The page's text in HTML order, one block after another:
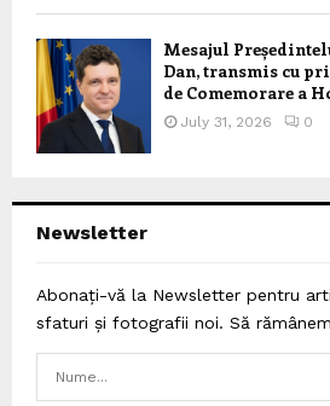
Mesajul
Dan, transmis cu
de Comemorare a
July 31, 2026 0
Newsletter
Abonați-vă la Newsletter pentru
sfaturi și fotografii noi. Să